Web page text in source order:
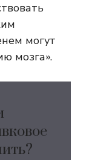
могут
мозга».